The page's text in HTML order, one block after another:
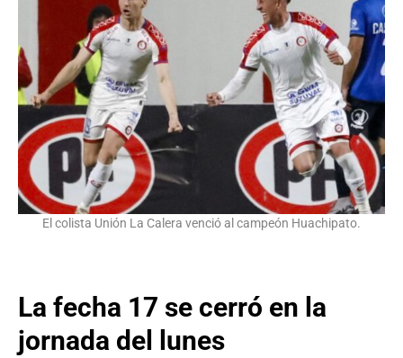
El colista Unión La Calera venció al campeón Huachipato.
La fecha 17 se cerró en la
jornada del lunes